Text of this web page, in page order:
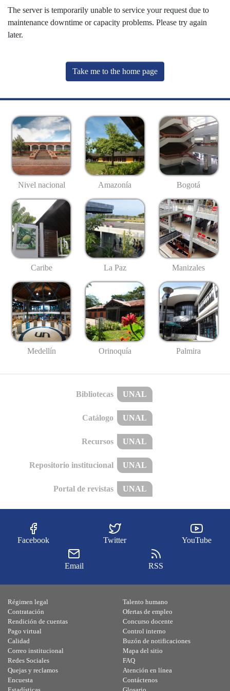
The server is temporarily unable to service your request due to
maintenance downtime or capacity problems. Please try again
later.
Take me to the home page
Nivel nacional Amazonía Bogotá
Caribe La Paz Manizales
Medellín Orinoquía Palmira
Bibliotecas UNAL
Catálogo UNAL
Recursos UNAL
Repositorio institucional UNAL
Portal de revistas UNAL
Facebook Twitter YouTube
Email RSS
Régimen legal
Contratación
Rendición de cuentas
Pago virtual
Calidad
Talento humano
Ofertas de empleo
Concurso docente
Control interno
Buzón de notificaciones
Correo institucional
Redes Sociales
Quejas y reclamos
Encuesta
Mapa del sitio
FAQ
Atención en línea
Contáctenos